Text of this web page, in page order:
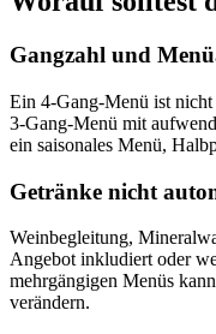
Gangzahl und
Ein 4-Gang-Menü ist nicht
3-Gang-Menü mit
ein saisonales Menü,
Getränke nicht
Weinbegleitung,
Angebot inkludiert oder
mehrgängigen Menüs
verändern.